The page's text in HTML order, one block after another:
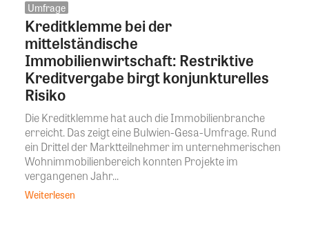
Umfrage
Kreditklemme bei der
mittelständische
Immobilienwirtschaft: Restriktive
Kreditvergabe birgt konjunkturelles
Risiko
Die Kreditklemme hat auch die Immobilienbranche
erreicht. Das zeigt eine Bulwien-Gesa-Umfrage. Rund
ein Drittel der Marktteilnehmer im unternehmerischen
Wohnimmobilienbereich konnten Projekte im
vergangenen Jahr...
Weiterlesen